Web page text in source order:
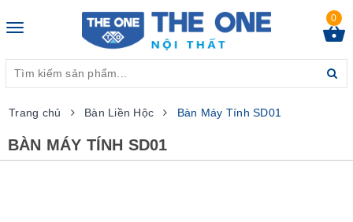
Toggle
0
Trang chủ Bàn Liền Hộc Bàn Máy Tính SD01
BÀN MÁY TÍNH SD01